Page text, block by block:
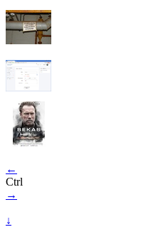
←
Ctrl
→
↓